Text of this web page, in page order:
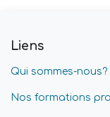
Liens
Qui sommes-nous?
Nos formations